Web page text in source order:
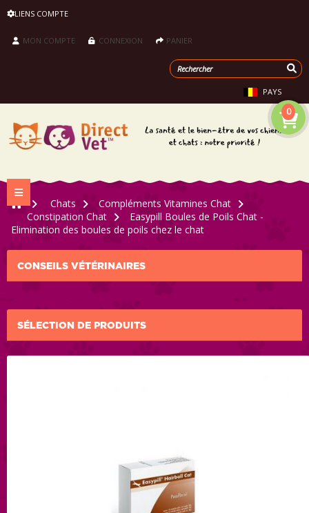
LIENS COMPTE
MON COMPTE CONNEXION PANIER
PAYS
0
Navigation bascule
>
Chats >
Compléments Vitamines Chat
Constipation Chat >
Easypill Boules de Poils Chat -
Elimination des boules de poils chez le chat
CONSEILS VÉTÉRINAIRES
SÉLECTION DE PRODUITS